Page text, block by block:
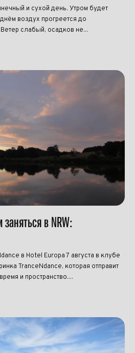
и сухой день. Утром будет
воздух прогреется до
слабый, осадков не...
в NRW:
в Hotel Europa 7 августа в клубе
TranceNdance, которая отправит
и пространство....